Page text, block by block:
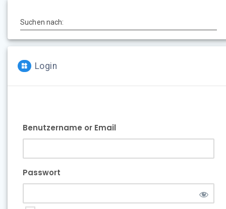
Suchen nach:
Login
Benutzername or Email
Passwort